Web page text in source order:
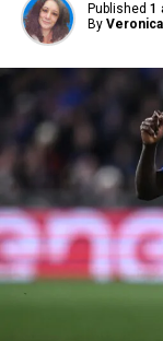
Published 1
By